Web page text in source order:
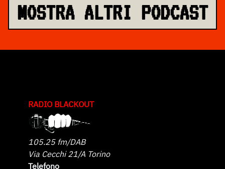
MOSTRA ALTRI PODCAST
RADIO BLACKOUT
105.25 fm/DAB
Via Cecchi 21/A Torino
Telefono